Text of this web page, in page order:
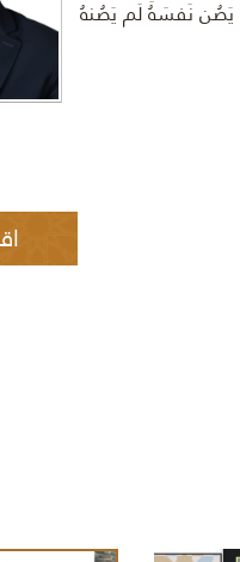
يَصُن نَفسَهُ لَم يَصُنهُ